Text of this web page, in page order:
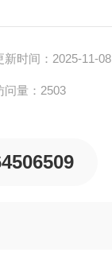
新时间：2025-11-08
问量：2503